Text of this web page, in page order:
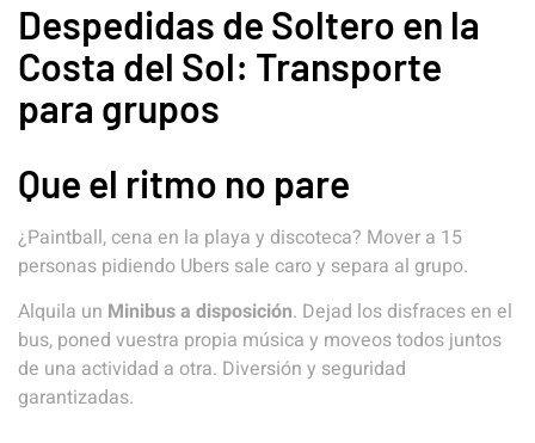
Despedidas de Soltero en la
Costa del Sol: Transporte
para grupos
Que el ritmo no pare
¿Paintball, cena en la playa y discoteca? Mover a 15
personas pidiendo Ubers sale caro y separa al grupo.
Alquila un Minibus a disposición. Dejad los disfraces en el
bus, poned vuestra propia música y moveos todos juntos
de una actividad a otra. Diversión y seguridad
garantizadas.